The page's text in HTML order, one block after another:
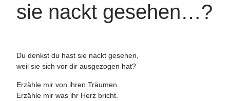
sie nackt gesehen…?
Du denkst du hast sie nackt gesehen,
weil sie sich vor dir ausgezogen hat?
Erzähle mir von ihren Träumen.
Erzähle mir was ihr Herz bricht.